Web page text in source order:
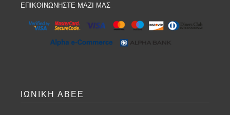
ΕΠΙΚΟΙΝΩΝΗΣΤΕ ΜΑΖΙ ΜΑΣ
ΙΩΝΙΚΗ ΑΒΕΕ